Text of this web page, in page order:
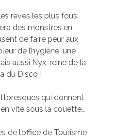
rêves les plus fous.
des monstres en
de faire peur aux
de l’hygiène, une
aussi Nyx, reine de la
du Disco !
qui donnent
vite sous la couette…
de l’office de Tourisme